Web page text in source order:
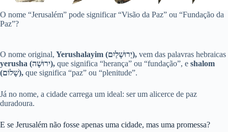
O nome “Jerusalém” pode significar “Visão da Paz” ou “Fundação da
Paz”?
O nome original, Yerushalayim (יְרוּשָׁלַיִם), vem das palavras hebraicas
yerusha (ירוּשָׁה), que significa “herança” ou “fundação”, e shalom
(שָׁלוֹם), que significa “paz” ou “plenitude”.
Já no nome, a cidade carrega um ideal: ser um alicerce de paz
duradoura.
E se Jerusalém não fosse apenas uma cidade, mas uma promessa?